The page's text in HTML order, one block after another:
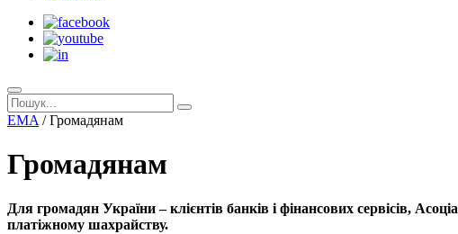
EMA /Громадянам
Громадянам
Для громадян України – клієнтів банків і фінансових сервісів,
платіжному шахрайству.